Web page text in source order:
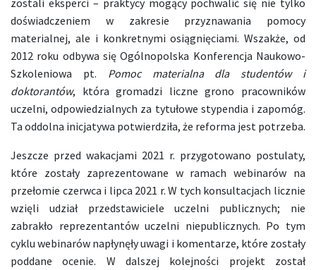
doświadczeniem w zakresie przyznawania pomocy
materialnej, ale i konkretnymi osiągnięciami. Wszakże, od
2012 roku odbywa się Ogólnopolska Konferencja Naukowo-
Szkoleniowa pt. Pomoc materialna dla studentów i
doktorantów, która gromadzi liczne grono pracowników
uczelni, odpowiedzialnych za tytułowe stypendia i zapomóg.
Ta oddolna inicjatywa potwierdziła, że reforma jest potrzeba.
Jeszcze przed wakacjami 2021 r. przygotowano postulaty,
które zostały zaprezentowane w ramach webinarów na
przełomie czerwca i lipca 2021 r. W tych konsultacjach licznie
wzięli udział przedstawiciele uczelni publicznych; nie
zabrakło reprezentantów uczelni niepublicznych. Po tym
cyklu webinarów napłynęły uwagi i komentarze, które zostały
poddane ocenie. W dalszej kolejności projekt został